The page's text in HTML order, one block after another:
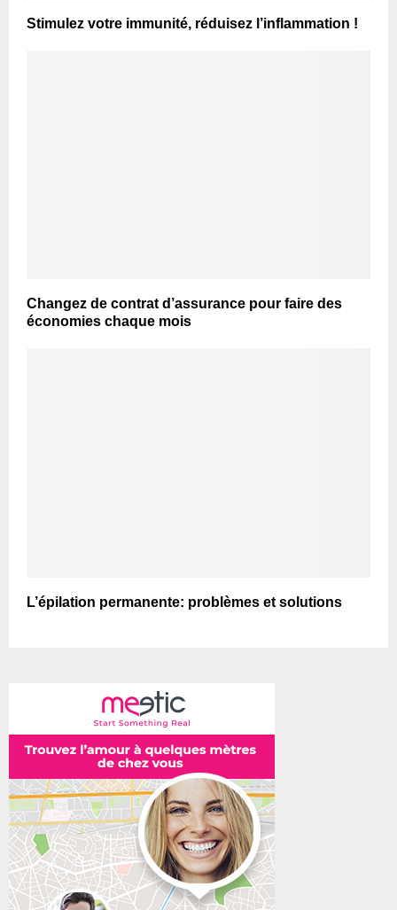
Stimulez votre immunité, réduisez l’inflammation !
Changez de contrat d’assurance pour faire des
économies chaque mois
L’épilation permanente: problèmes et solutions